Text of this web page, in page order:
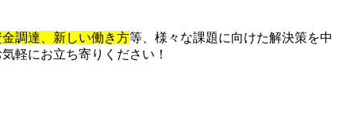
調達、新しい働き方等、様々な課題に向けた解決策を中
軽にお立ち寄りください！